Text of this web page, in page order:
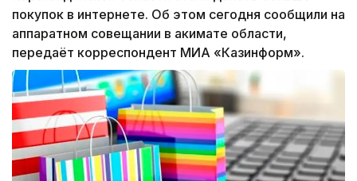
покупок в интернете. Об этом сегодня сообщили на
аппаратном совещании в акимате области,
передаёт корреспондент МИА «Казинформ».